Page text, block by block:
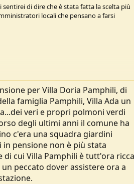
di dire che è stata fatta la scelta più
locali che pensano a farsi
forestale che fa una analisi e ci dice
per Villa Doria Pamphili, di
famiglia Pamphili, Villa Ada un
veri e propri polmoni verdi
degli ultimi anni il comune ha
c'era una squadra giardini
pensione non è più stata
cui Villa Pamphili è tutt'ora ricca
peccato dover assistere ora a